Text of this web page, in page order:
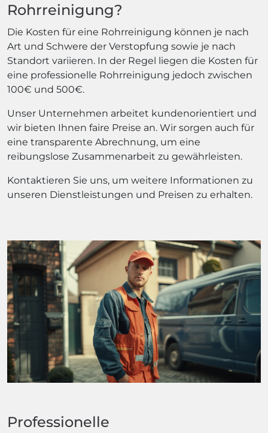
Rohrreinigung?
Die Kosten für eine Rohrreinigung können je nach
Art und Schwere der Verstopfung sowie je nach
Standort variieren. In der Regel liegen die Kosten für
eine professionelle Rohrreinigung jedoch zwischen
100€ und 500€.
Unser Unternehmen arbeitet kundenorientiert und
wir bieten Ihnen faire Preise an. Wir sorgen auch für
eine transparente Abrechnung, um eine
reibungslose Zusammenarbeit zu gewährleisten.
Kontaktieren Sie uns, um weitere Informationen zu
unseren Dienstleistungen und Preisen zu erhalten.
Professionelle